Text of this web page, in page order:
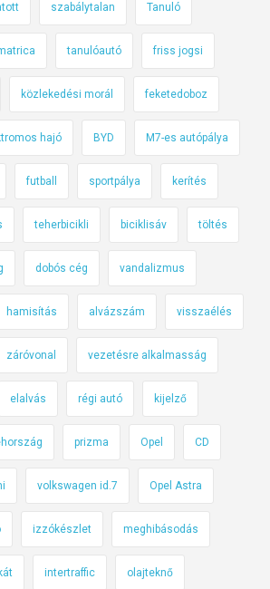
szabálytalan Tanuló
tanulóautó friss jogsi
közlekedési morál feketedoboz
hajó BYD M7-es autópálya
futball sportpálya kerítés
teherbicikli biciklisáv töltés
dobós cég vandalizmus
hamisítás alvázszám visszaélés
záróvonal vezetésre alkalmasság
elalvás régi autó kijelző
prizma Opel CD
volkswagen id.7 Opel Astra
izzókészlet meghibásodás
intertraffic olajteknő